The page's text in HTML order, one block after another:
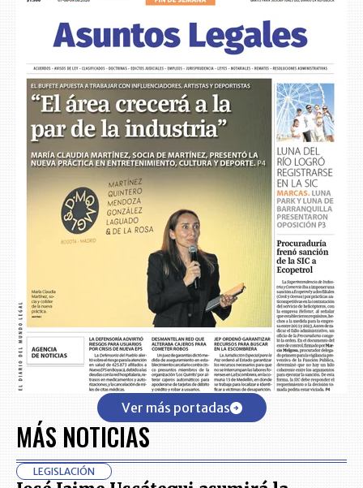
Ver más portadas
MÁS NOTICIAS
LEGISLACIÓN